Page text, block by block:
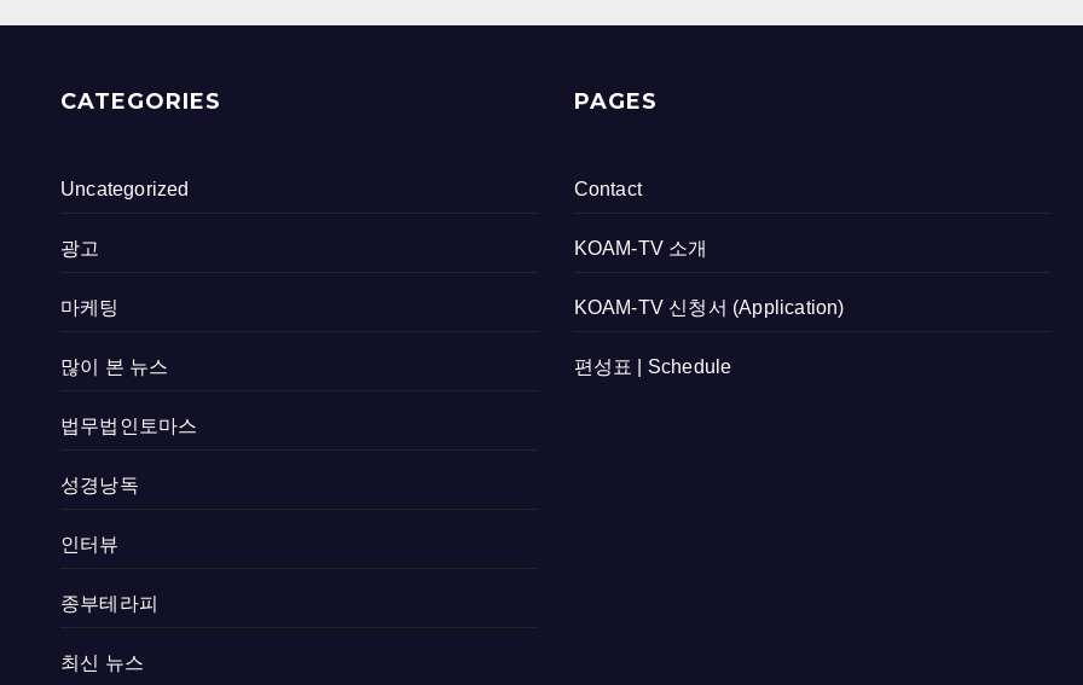
CATEGORIES
Uncategorized
광고
마케팅
많이 본 뉴스
법무법인토마스
성경낭독
인터뷰
종부테라피
최신 뉴스
PAGES
Contact
KOAM-TV 소개
KOAM-TV 신청서 (Application)
편성표 | Schedule